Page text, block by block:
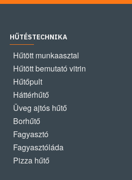
HŰTÉSTECHNIKA
Hűtött munkaasztal
Hűtött bemutató vitrin
Hűtőpult
Háttérhűtő
Üveg ajtós hűtő
Borhűtő
Fagyasztó
Fagyasztóláda
Pizza hűtő